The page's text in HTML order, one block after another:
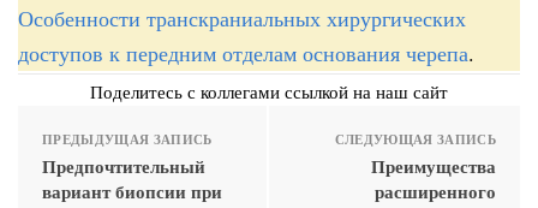
Особенности транскраниальных хирургических
доступов к передним отделам основания черепа.
Поделитесь с коллегами ссылкой на наш сайт
ПРЕДЫДУЩАЯ ЗАПИСЬ
Предпочтительный
вариант биопсии при
СЛЕДУЮЩАЯ ЗАПИСЬ
Преимущества
расширенного